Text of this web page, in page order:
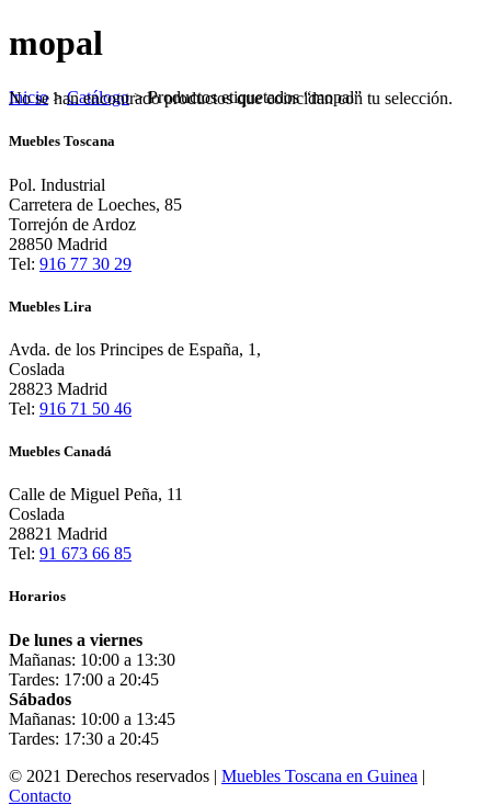
mopal
Inicio>Catálogo>Productos etiquetados “mopal”
No se han encontrado productos que coincidan con tu selección.
Muebles Toscana
Pol. Industrial
Carretera de Loeches, 85
Torrejón de Ardoz
28850 Madrid
Tel: 916 77 30 29
Muebles Lira
Avda. de los Principes de España, 1,
Coslada
28823 Madrid
Tel: 916 71 50 46
Muebles Canadá
Calle de Miguel Peña, 11
Coslada
28821 Madrid
Tel: 91 673 66 85
Horarios
De lunes a viernes
Mañanas: 10:00 a 13:30
Tardes: 17:00 a 20:45
Sábados
Mañanas: 10:00 a 13:45
Tardes: 17:30 a 20:45
© 2021 Derechos reservados | Muebles Toscana en Guinea |
Contacto